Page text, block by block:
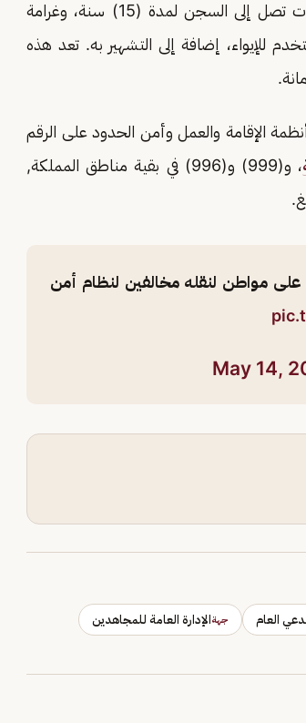
لهم أي مساعدة أو خدمة بأي شكل من الأشكال، نفسه لعقوبات تصل إلى السجن لمدة (15) سنة، وغرامة
للإيواء، إضافة إلى التشهير به. تعد هذه
الإقامة والعمل وأمن الحدود على الرقم
، و(999) و(996) في بقية مناطق المملكة,
مواطن لنقله مخالفين لنظام أمن
May 14,
العام جهةالإدارة العامة للمجاهدين